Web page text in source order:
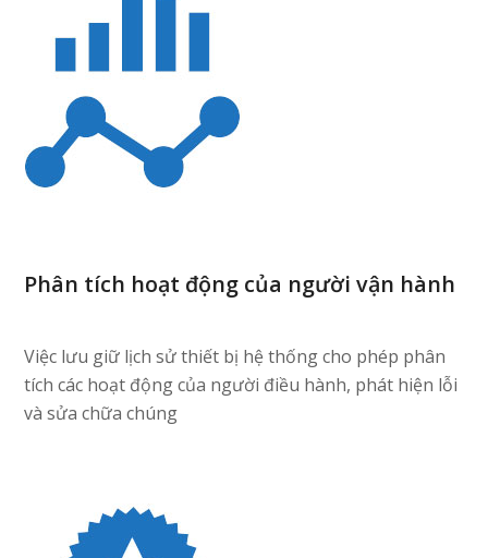
Phân tích hoạt động của người vận hành
Việc lưu giữ lịch sử thiết bị hệ thống cho phép phân
tích các hoạt động của người điều hành, phát hiện lỗi
và sửa chữa chúng